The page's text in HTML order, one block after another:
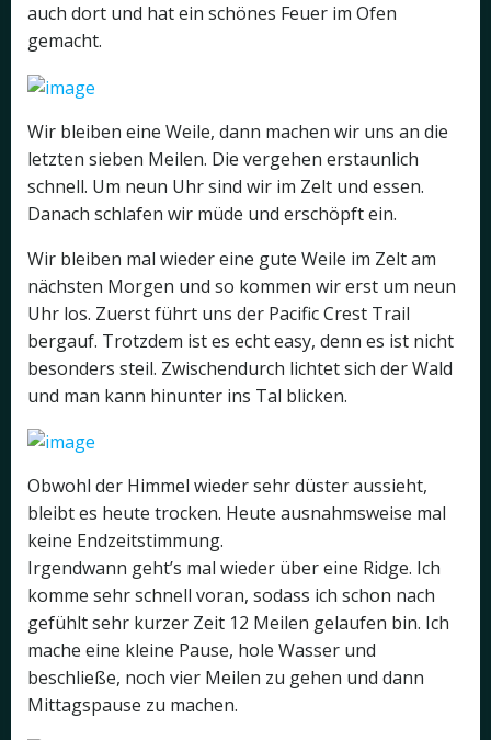
auch dort und hat ein schönes Feuer im Ofen
gemacht.
Wir bleiben eine Weile, dann machen wir uns an die
letzten sieben Meilen. Die vergehen erstaunlich
schnell. Um neun Uhr sind wir im Zelt und essen.
Danach schlafen wir müde und erschöpft ein.
Wir bleiben mal wieder eine gute Weile im Zelt am
nächsten Morgen und so kommen wir erst um neun
Uhr los. Zuerst führt uns der Pacific Crest Trail
bergauf. Trotzdem ist es echt easy, denn es ist nicht
besonders steil. Zwischendurch lichtet sich der Wald
und man kann hinunter ins Tal blicken.
Obwohl der Himmel wieder sehr düster aussieht,
bleibt es heute trocken. Heute ausnahmsweise mal
keine Endzeitstimmung.
Irgendwann geht’s mal wieder über eine Ridge. Ich
komme sehr schnell voran, sodass ich schon nach
gefühlt sehr kurzer Zeit 12 Meilen gelaufen bin. Ich
mache eine kleine Pause, hole Wasser und
beschließe, noch vier Meilen zu gehen und dann
Mittagspause zu machen.